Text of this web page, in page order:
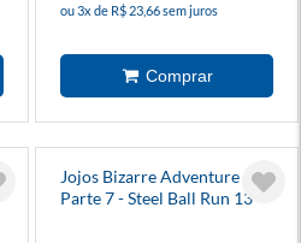
ou 3x de R$ 23,66 sem juros
Jojos Bizarre Adventure -
Parte 7 - Steel Ball Run 13